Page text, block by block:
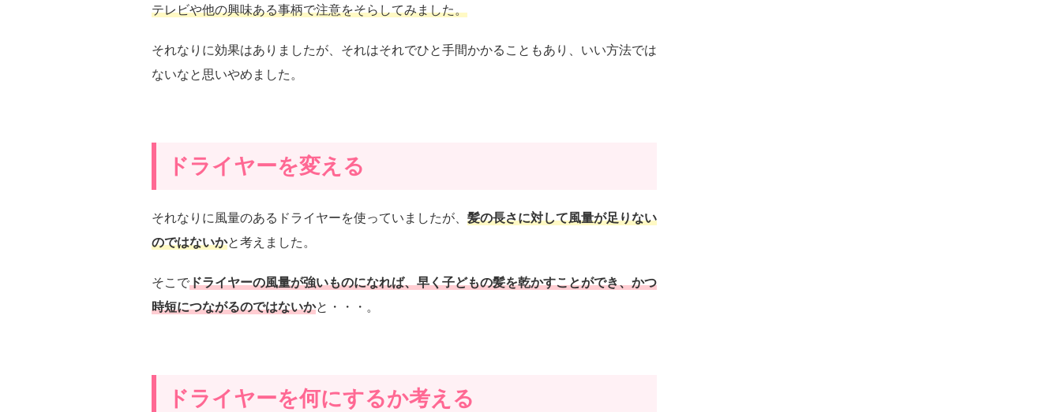
テレビや他の興味ある事柄で注意をそらしてみました。
それなりに効果はありましたが、それはそれでひと手間かかることもあり、いい方法では
ないなと思いやめました。
ドライヤーを変える
それなりに風量のあるドライヤーを使っていましたが、 髪の長さに対して風量が足りない
のではないかと考えました。
そこでドライヤーの風量が強いものになれば、早く子どもの髪を乾かすことができ、かつ
時短につながるのではないかと・・・。
ドライヤーを何にするか考える